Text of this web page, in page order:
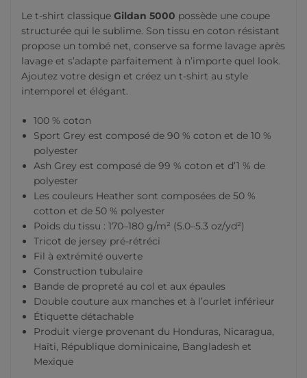
Le t-shirt classique Gildan 5000 possède une coupe
structurée qui le sublime. Son tissu en coton résistant
propose un tombé net, conserve sa forme lavage après
lavage et s’adapte parfaitement à n’importe quel look.
Ajoutez votre design et créez un t-shirt au style
intemporel et élégant.
100 % coton
Sport Grey est composé de 90 % coton et de 10 %
polyester
Ash Grey est composé de 99 % coton et d’1 % de
polyester
Les couleurs Heather sont composées de 50 %
cotton et de 50 % polyester
Poids du tissu : 170–180 g/m² (5.0–5.3 oz/yd²)
Tricot de jersey pré-rétréci
Fil à extrémité ouverte
Construction tubulaire
Bande de propreté au col et aux épaules
Double couture aux manches et à l’ourlet inférieur
Étiquette détachable
Produit vierge provenant du Honduras, Nicaragua,
Haïti, République dominicaine, Bangladesh et
Mexique